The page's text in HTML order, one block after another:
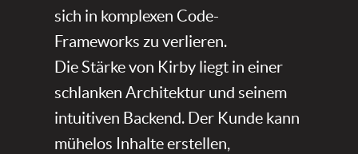
sich in komplexen Code-
Frameworks zu verlieren.
Die Stärke von Kirby liegt in einer
schlanken Architektur und seinem
intuitiven Backend. Der Kunde kann
mühelos Inhalte erstellen,